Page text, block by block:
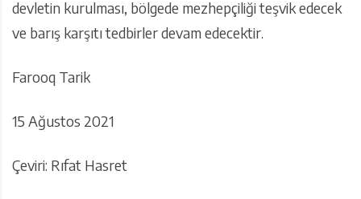
devletin kurulması, bölgede mezhepçiliği teşvik edecek
ve barış karşıtı tedbirler devam edecektir.
Farooq Tarik
15 Ağustos 2021
Çeviri: Rıfat Hasret